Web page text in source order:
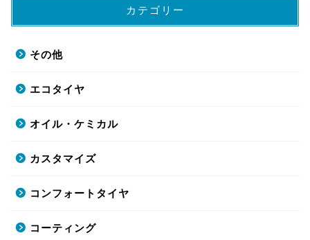
カテゴリー
その他
エコタイヤ
オイル・ケミカル
カスタマイズ
コンフォートタイヤ
コーティング